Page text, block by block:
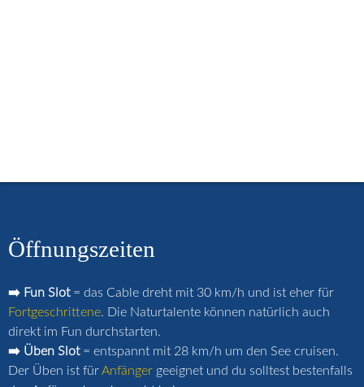
Öffnungszeiten
➡️ Fun Slot= das Cable dreht mit 30 km/h und ist eher für
Fortgeschrittene. Die Naturtalente können natürlich auch
direkt im Fun durchstarten.
➡️ Üben Slot= entspannt mit 28 km/h um den See cruisen.
Der Üben ist fürAnfänger geeignet und du solltest bestenfalls